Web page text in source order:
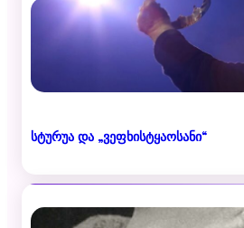
სტურუა და „ვეფხისტყაოსანი“